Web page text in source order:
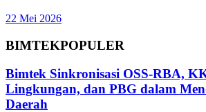
22 Mei 2026
BIMTEKPOPULER
Bimtek Sinkronisasi OSS-RBA,
Lingkungan, dan PBG dalam
Daerah